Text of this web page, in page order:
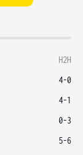
H2H
4-0
4-1
0-3
5-6